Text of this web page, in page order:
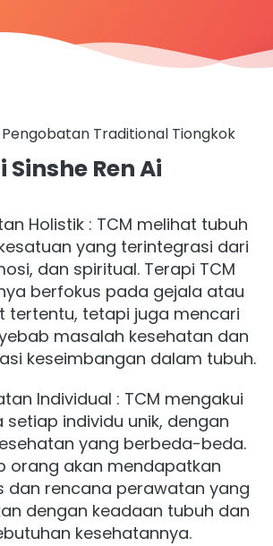
Traditional Tiongkok
Sinshe Ren Ai
Holistik : TCM melihat tubuh
yang terintegrasi dari
dan spiritual. Terapi TCM
berfokus pada gejala atau
tertentu, tetapi juga mencari
masalah kesehatan dan
keseimbangan dalam tubuh.
Individual : TCM mengakui
setiap individu unik, dengan
yang berbeda-beda.
orang akan mendapatkan
dan rencana perawatan yang
dengan keadaan tubuh dan
kesehatannya.